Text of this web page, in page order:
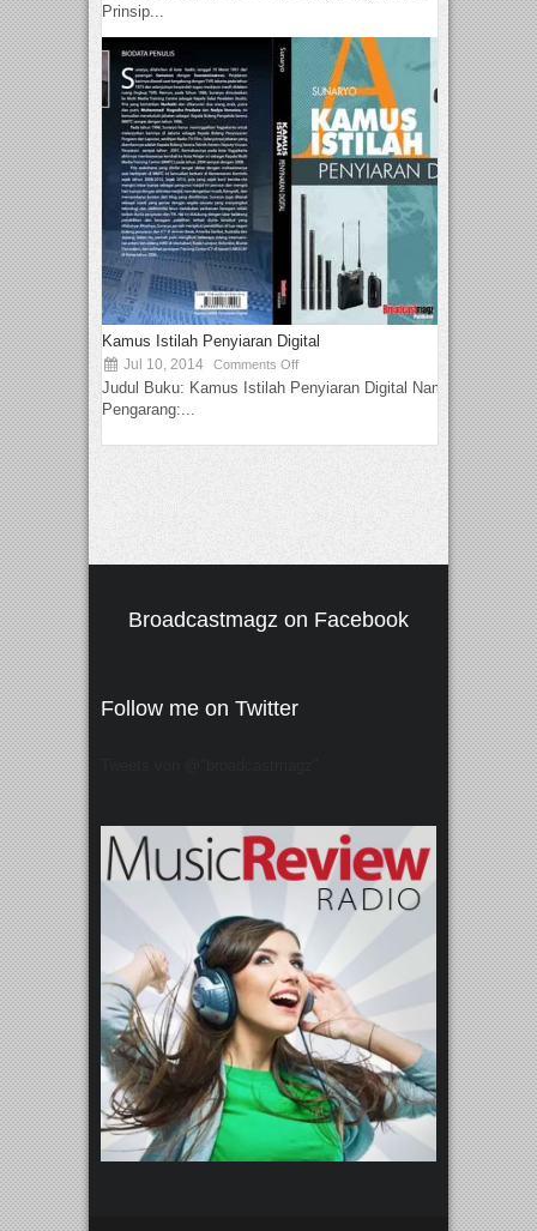
Prinsip...
Kamus Istilah Penyiaran Digital
Jul 10, 2014 Comments Off
Judul Buku: Kamus Istilah Penyiaran Digital Nama
Pengarang:...
Broadcastmagz on Facebook
Follow me on Twitter